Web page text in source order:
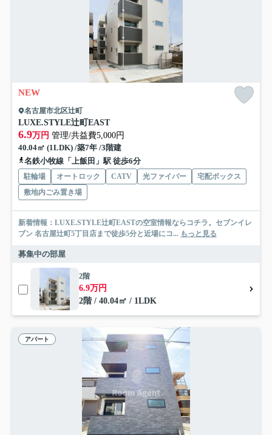
NEW
名古屋市北区辻町
LUXE.STYLE辻町EAST
6.9万円 管理/共益費5,000円
40.04㎡ (1LDK) /築7年 /3階建
名鉄小牧線「上飯田」駅 徒歩6分
駐輪場 オートロック CATV 光ファイバー
宅配ボックス
敷地内ごみ置き場
新着情報：LUXE.STYLE辻町EASTの空室情報ならコチラ。セブンイレ
ブン 名古屋辻町5丁目店まで徒歩5分と近場にコ... もっと見る
募集中の部屋
2階
6.9万円
2階 / 40.04㎡ / 1LDK
アパート